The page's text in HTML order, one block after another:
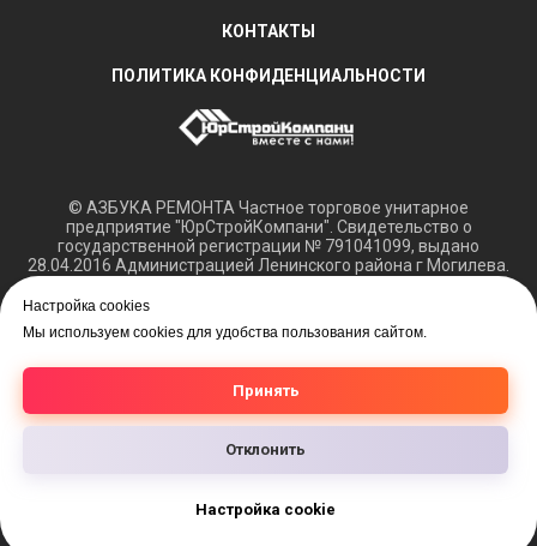
Настройка cookies
Мы используем cookies для удобства пользования сайтом.
Принять
Отклонить
Настройка cookie
КОНТАКТЫ
ПОЛИТИКА КОНФИДЕНЦИАЛЬНОСТИ
© АЗБУКА РЕМОНТА Частное торговое унитарное
предприятие "ЮрСтройКомпани". Свидетельство о
государственной регистрации № 791041099, выдано
28.04.2016 Администрацией Ленинского района г Могилева.
Обращаем ваше внимание, что вся представленная
информация касающаяся технических характеристик,
офертой.